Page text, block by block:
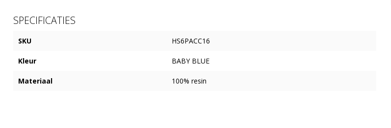
SPECIFICATIES
SKU HS6PACC16
Kleur BABY BLUE
Materiaal 100% resin